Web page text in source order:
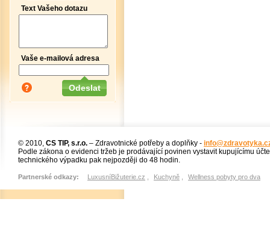
Text Vašeho dotazu
Vaše e-mailová adresa
© 2010, CS TIP, s.r.o. – Zdravotnické potřeby a doplňky -
Podle zákona o evidenci tržeb je prodávající povinen vystavit kupujícímu
technického výpadku pak nejpozději do 48 hodin.
Partnerské odkazy: LuxusníBižuterie.cz Kuchyně Wellness pobyty pro dva